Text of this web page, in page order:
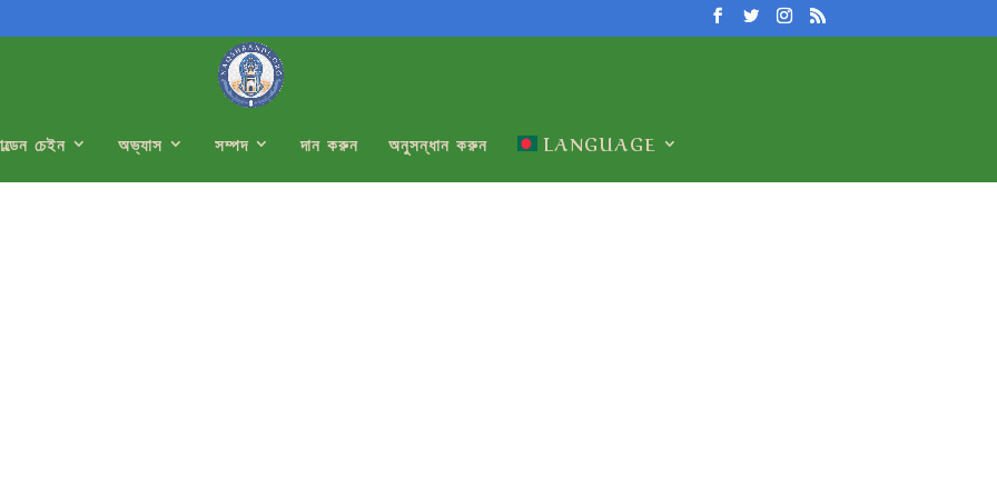
চেইন অভ্যাস সম্পদ দান করুন অনুসন্ধান করুন LANGUAGE